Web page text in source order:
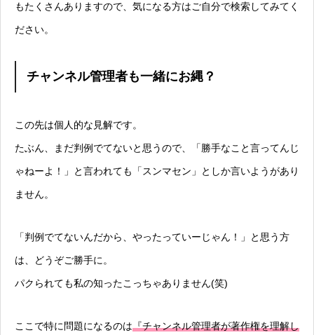
もたくさんありますので、気になる方はご自分で検索してみてく
ださい。
チャンネル管理者も一緒にお縄？
この先は個人的な見解です。
たぶん、まだ判例でてないと思うので、「勝手なこと言ってんじ
ゃねーよ！」と言われても「スンマセン」としか言いようがあり
ません。
「判例でてないんだから、やったっていーじゃん！」と思う方
は、どうぞご勝手に。
パクられても私の知ったこっちゃありません(笑)
ここで特に問題になるのは『チャンネル管理者が著作権を理解し